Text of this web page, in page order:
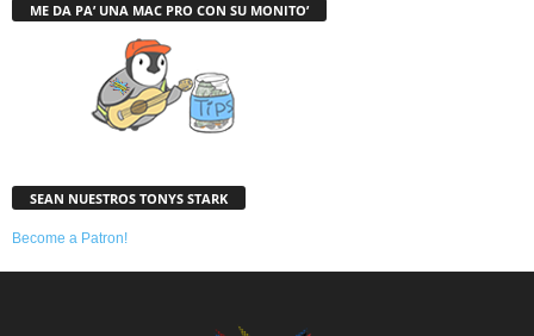
ME DA PA’ UNA MAC PRO CON SU MONITO’
SEAN NUESTROS TONYS STARK
Become a Patron!